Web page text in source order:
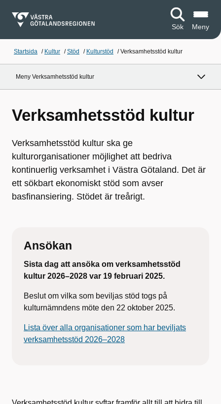
Sök Meny
Startsida / Kultur /Stöd / Kulturstöd /Verksamhetsstöd kultur
Meny Verksamhetsstöd kultur
Verksamhetsstöd kultur
Verksamhetsstöd kultur ska ge
kulturorganisationer möjlighet att bedriva
kontinuerlig verksamhet i Västra Götaland. Det är
ett sökbart ekonomiskt stöd som avser
basfinansiering. Stödet är treårigt.
Ansökan
Sista dag att ansöka om verksamhetsstöd
kultur 2026–2028 var 19 februari 2025.
Beslut om vilka som beviljas stöd togs på
kulturnämndens möte den 22 oktober 2025.
Lista över alla organisationer som har beviljats
verksamhetsstöd 2026–2028